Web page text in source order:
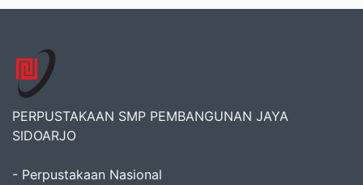
PERPUSTAKAAN SMP PEMBANGUNAN JAYA
SIDOARJO
- Perpustakaan Nasional